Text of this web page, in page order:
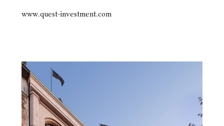
www.quest-investment.com